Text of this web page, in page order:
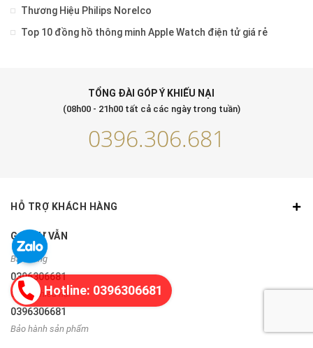
Thương Hiệu Philips Norelco
Top 10 đồng hồ thông minh Apple Watch điện tử giá rẻ
TỔNG ĐÀI GÓP Ý KHIẾU NẠI
(08h00 - 21h00 tất cả các ngày trong tuần)
0396.306.681
HỖ TRỢ KHÁCH HÀNG
GỌI TƯ VẪN
Bán hàng
0396306681
Góp ý, khiếu nại
0396306681
Bảo hành sản phẩm
Hotline: 0396306681